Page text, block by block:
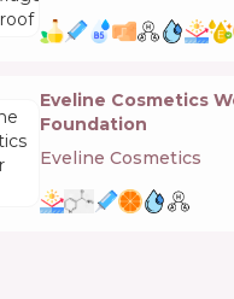
Eveline Cosmetics
Foundation
Eveline Cosmetics